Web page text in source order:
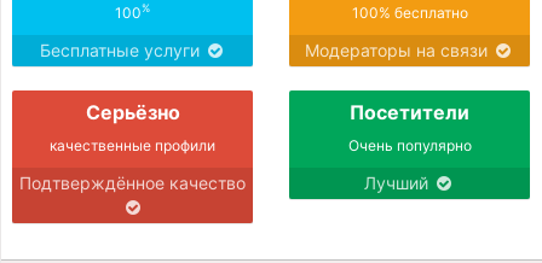
100%
Бесплатные услуги
100% бесплатно
Модераторы на связи
Серьёзно
качественные профили
Подтверждённое качество
Посетители
Очень популярно
Лучший